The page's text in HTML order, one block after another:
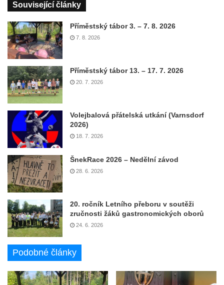
Související články
Příměstský tábor 3. – 7. 8. 2026
7. 8. 2026
Příměstský tábor 13. – 17. 7. 2026
20. 7. 2026
Volejbalová přátelská utkání (Varnsdorf
2026)
18. 7. 2026
ŠnekRace 2026 – Nedělní závod
28. 6. 2026
20. ročník Letního přeboru v soutěži
zručnosti žáků gastronomických oborů
24. 6. 2026
Podobné články